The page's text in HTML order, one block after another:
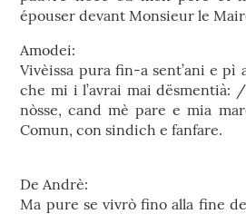
épouser devant Monsieur le
Amodei:
Vivèissa pura fin-a sent’ani e pì
che mi i l’avrai mai dësmentià:
nòsse, cand mè pare e mia
Comun, con sindich e fanfare.
De Andrè:
Ma pure se vivrò fino alla fine